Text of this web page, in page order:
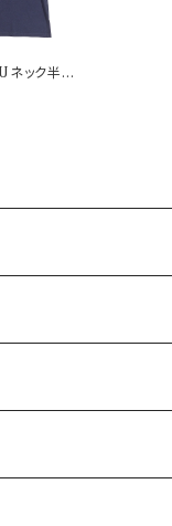
ネック半袖
3052